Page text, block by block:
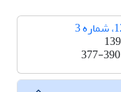
377-390